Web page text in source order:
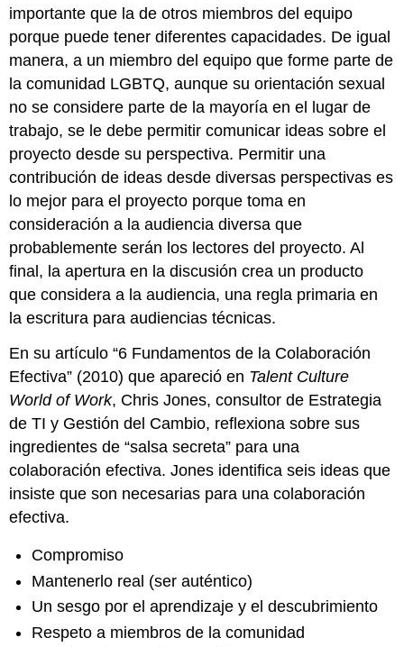
importante que la de otros miembros del equipo
porque puede tener diferentes capacidades. De igual
manera, a un miembro del equipo que forme parte de
la comunidad LGBTQ, aunque su orientación sexual
no se considere parte de la mayoría en el lugar de
trabajo, se le debe permitir comunicar ideas sobre el
proyecto desde su perspectiva. Permitir una
contribución de ideas desde diversas perspectivas es
lo mejor para el proyecto porque toma en
consideración a la audiencia diversa que
probablemente serán los lectores del proyecto. Al
final, la apertura en la discusión crea un producto
que considera a la audiencia, una regla primaria en
la escritura para audiencias técnicas.
En su artículo “6 Fundamentos de la Colaboración
Efectiva” (2010) que apareció en Talent Culture
World of Work, Chris Jones, consultor de Estrategia
de TI y Gestión del Cambio, reflexiona sobre sus
ingredientes de “salsa secreta” para una
colaboración efectiva. Jones identifica seis ideas que
insiste que son necesarias para una colaboración
efectiva.
Compromiso
Mantenerlo real (ser auténtico)
Un sesgo por el aprendizaje y el descubrimiento
Respeto a miembros de la comunidad